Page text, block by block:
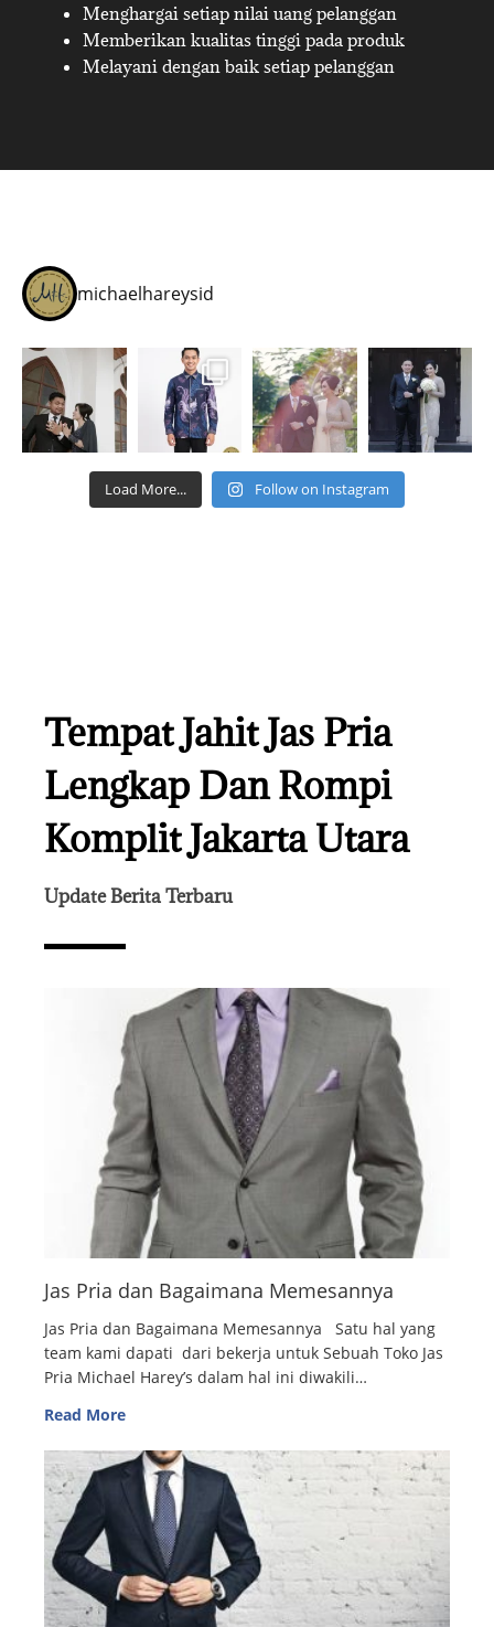
Menghargai setiap nilai uang pelanggan
Memberikan kualitas tinggi pada produk
Melayani dengan baik setiap pelanggan
michaelhareysid
Load More... Follow on Instagram
Tempat Jahit Jas Pria
Lengkap Dan Rompi
Komplit Jakarta Utara
Update Berita Terbaru
Jas Pria dan Bagaimana Memesannya
Jas Pria dan Bagaimana Memesannya Satu hal yang
team kami dapati dari bekerja untuk Sebuah Toko Jas
Pria Michael Harey’s dalam hal ini diwakili…
Read More